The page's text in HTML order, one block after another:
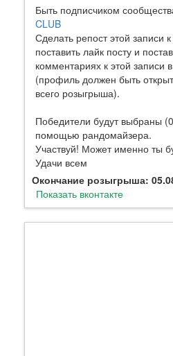
Быть подписчиком
CLUB
Сделать репост этой записи
поставить лайк посту и
комментариях к этой записи
(профиль должен быть
всего розыгрыша).
Победители будут выбраны
помощью рандомайзера.
Участвуй! Может именно ты
Удачи всем
Окончание розыгрыша:
Показать вконтакте